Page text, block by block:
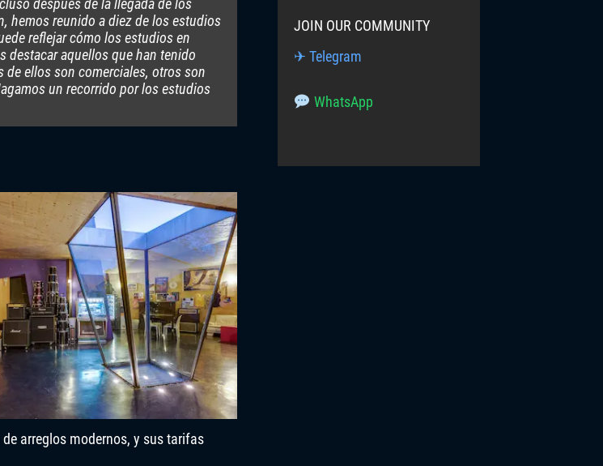
después de la llegada de los
hemos reunido a diez de los estudios
reflejar cómo los estudios en
destacar aquellos que han tenido
ellos son comerciales, otros son
un recorrido por los estudios
arreglos modernos, y sus tarifas
JOIN OUR COMMUNITY
✈ Telegram
WhatsApp